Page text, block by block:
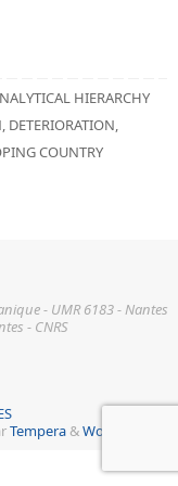
HIERARCHY
, DETERIORATION,
COUNTRY
- UMR 6183 - Nantes
- CNRS
Tempera &WordPress.